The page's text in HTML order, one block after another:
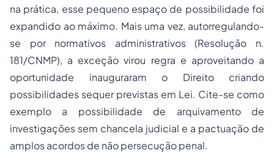
na prática, esse pequeno espaço de possibilidade foi
expandido ao máximo. Mais uma vez, autorregulando-
se por normativos administrativos (Resolução n.
181/CNMP), a exceção virou regra e aproveitando a
oportunidade inauguraram o Direito criando
possibilidades sequer previstas em Lei. Cite-se como
exemplo a possibilidade de arquivamento de
investigações sem chancela judicial e a pactuação de
amplos acordos de não persecução penal.